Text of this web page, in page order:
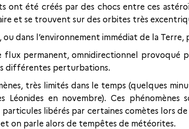
ont été créés par des chocs entre ces
et se trouvent sur des orbites très
dans l’environnement immédiat de la
flux permanent, omnidirectionnel provoqué
différentes perturbations.
très limités dans le temps (quelques
Léonides en novembre). Ces
libérés par certaines comètes lors
on parle alors de tempêtes de météorites.